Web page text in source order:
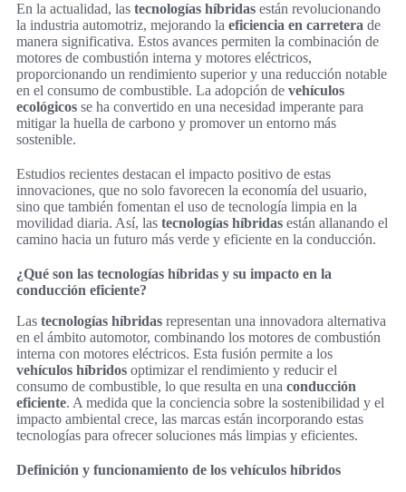
En la actualidad, las tecnologías híbridas están revolucionando
la industria automotriz, mejorando la eficiencia en carretera de
manera significativa. Estos avances permiten la combinación de
motores de combustión interna y motores eléctricos,
proporcionando un rendimiento superior y una reducción notable
en el consumo de combustible. La adopción de vehículos
ecológicos se ha convertido en una necesidad imperante para
mitigar la huella de carbono y promover un entorno más
sostenible.
Estudios recientes destacan el impacto positivo de estas
innovaciones, que no solo favorecen la economía del usuario,
sino que también fomentan el uso de tecnología limpia en la
movilidad diaria. Así, las tecnologías híbridas están allanando el
camino hacia un futuro más verde y eficiente en la conducción.
¿Qué son las tecnologías híbridas y su impacto en la
conducción eficiente?
Las tecnologías híbridas representan una innovadora alternativa
en el ámbito automotor, combinando los motores de combustión
interna con motores eléctricos. Esta fusión permite a los
vehículos híbridos optimizar el rendimiento y reducir el
consumo de combustible, lo que resulta en una conducción
eficiente. A medida que la conciencia sobre la sostenibilidad y el
impacto ambiental crece, las marcas están incorporando estas
tecnologías para ofrecer soluciones más limpias y eficientes.
Definición y funcionamiento de los vehículos híbridos